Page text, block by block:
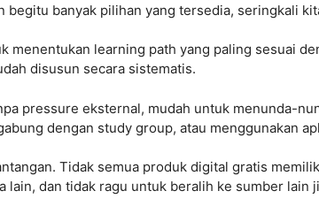
banyak pilihan yang tersedia, seringkali
menentukan learning path yang paling sesuai
disusun secara sistematis.
pressure eksternal, mudah untuk menunda-
dengan study group, atau menggunakan
Tidak semua produk digital gratis
dan tidak ragu untuk beralih ke sumber lain